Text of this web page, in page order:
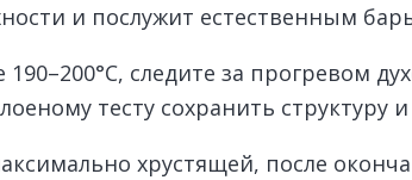
и послужит естественным
следите за прогревом
тесту сохранить структуру
хрустящей, после